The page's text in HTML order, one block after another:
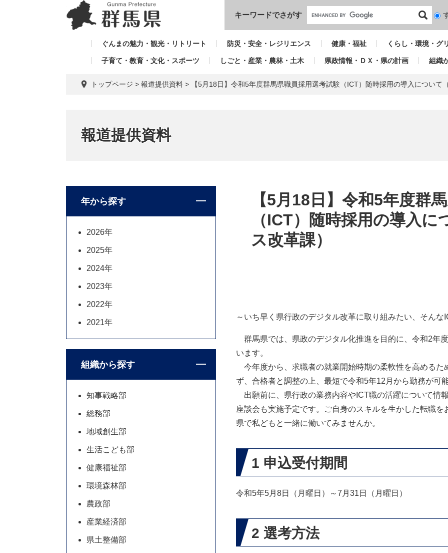
本文へ
キーワードでさがす
検
対
ぐんまの魅力・観光・リトリート 防災・安全・レジリエンス 健康・福祉 くらし・環境・グ
子育て・教育・文化・スポーツ しごと・産業・農林・土木 県政情報・ＤＸ・県の計画 組織
トップページ > 報道提供資料 > 【5月18日】令和5年度群馬県職員採用選考試験（ICT）随時採用の導入について
報道提供資料
【5月18日】令和5年度群
（ICT）随時採用の導入
ス改革課）
～いち早く県行政のデジタル改革に取り組みたい、そん
群馬県では、県政のデジタル化推進を目的に、令和2年
います。
今年度から、求職者の就業開始時期の柔軟性を高めるた
ず、合格者と調整の上、最短で令和5年12月から勤務が可
出願前に、県行政の業務内容やICT職の活躍について情
座談会も実施予定です。ご自身のスキルを生かした転職
県で私どもと一緒に働いてみませんか。
1 申込受付期間
令和5年5月8日（月曜日）～7月31日（月曜日）
2 選考方法
年から探す
2026年
2025年
2024年
2023年
2022年
2021年
組織から探す
知事戦略部
総務部
地域創生部
生活こども部
健康福祉部
環境森林部
農政部
産業経済部
県土整備部